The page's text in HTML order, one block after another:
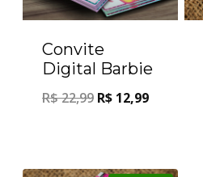
Convite
Digital Barbie
R$22,99 R$ 12,99